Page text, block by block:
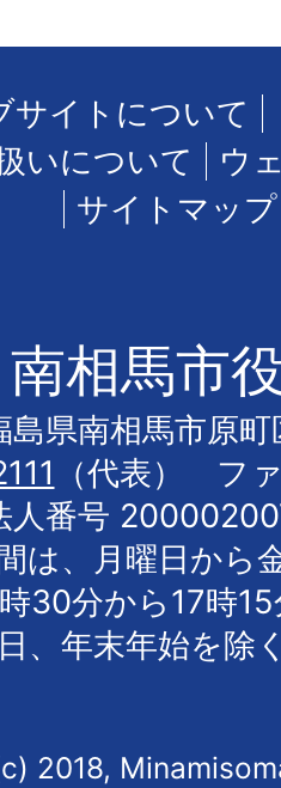
サイトについて
いについて
ウ
サイトマップ
南相馬市
県南相馬市原町
（代表） フ
人番号
は、月曜日から
30分から17時
、年末年始を除
2018,